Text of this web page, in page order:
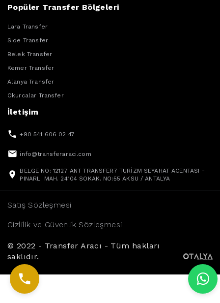
Popüler Transfer Bölgeleri
Lara Transfer
Side Transfer
Belek Transfer
Kemer Transfer
Alanya Transfer
Okurcalar Transfer
İletişim
+90 541 606 02 47
info@transferaraci.com
BELGE NO: 12127 ANT TRANSFER7 TURİZM SEYAHAT ACENTASI -
PINARLI MAH. 24104 SOKAK. NO:55 AKSU / ANTALYA
© 2022 - Transfer Aracı - Tüm hakları
saklıdır.
Gizlilik ve Güvenlik Sözleşmesi
Satış Sözleşmesi